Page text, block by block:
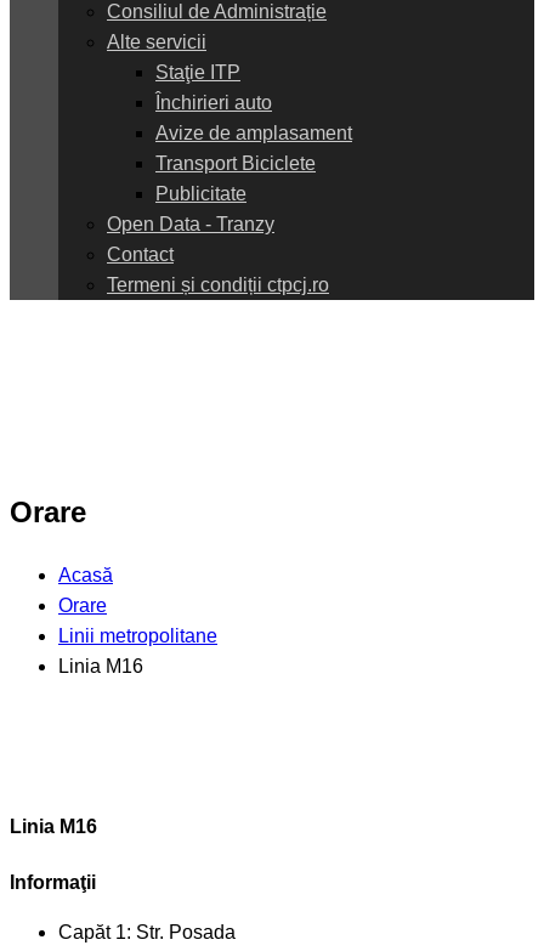
Consiliul de Administrație
Alte servicii
Staţie ITP
Închirieri auto
Avize de amplasament
Transport Biciclete
Publicitate
Open Data - Tranzy
Contact
Termeni și condiții ctpcj.ro
Orare
Acasă
Orare
Linii metropolitane
Linia M16
Linia M16
Informaţii
Capăt 1: Str. Posada